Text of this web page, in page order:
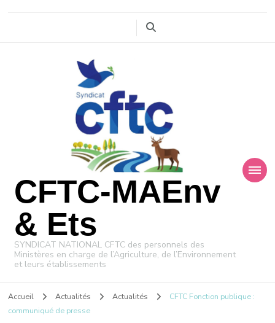
CFTC-MAEnv
& Ets
SYNDICAT NATIONAL CFTC des personnels des
Ministères en charge de l’Agriculture, de l’Environnement
et leurs établissements
Accueil Actualités Actualités
CFTC Fonction publique :
communiqué de presse